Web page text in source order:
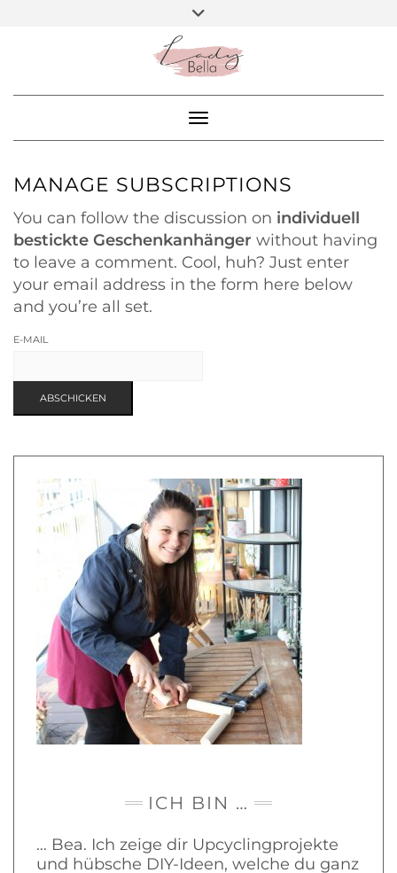
ARBEITE MIT MIR
BEA – DIY BLOGGER
Toggle
Toggle Navigation
MANAGE SUBSCRIPTIONS
You can follow the discussion on individuell
bestickte Geschenkanhänger without having
to leave a comment. Cool, huh? Just enter
your email address in the form here below
and you’re all set.
E-MAIL
ICH BIN …
… Bea. Ich zeige dir Upcyclingprojekte
und hübsche DIY-Ideen, welche du ganz